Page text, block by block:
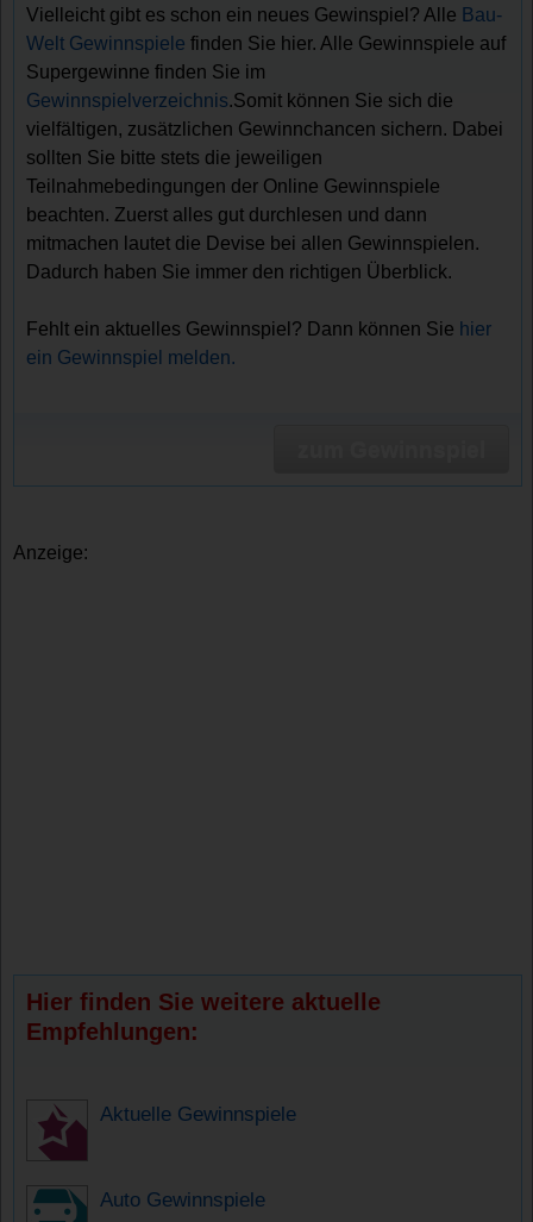
Vielleicht gibt es schon ein neues Gewinspiel? Alle Bau-
Welt Gewinnspiele finden Sie hier. Alle Gewinnspiele auf
Supergewinne finden Sie im
Gewinnspielverzeichnis.Somit können Sie sich die
vielfältigen, zusätzlichen Gewinnchancen sichern. Dabei
sollten Sie bitte stets die jeweiligen
Teilnahmebedingungen der Online Gewinnspiele
beachten. Zuerst alles gut durchlesen und dann
mitmachen lautet die Devise bei allen Gewinnspielen.
Dadurch haben Sie immer den richtigen Überblick.
Fehlt ein aktuelles Gewinnspiel? Dann können Sie hier
ein Gewinnspiel melden.
Anzeige:
Hier finden Sie weitere aktuelle
Empfehlungen:
Aktuelle Gewinnspiele
Auto Gewinnspiele